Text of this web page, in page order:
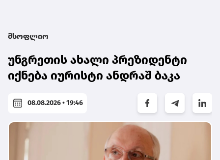
მსოფლიო
უნგრეთის ახალი პრეზიდენტი
იქნება იურისტი ანდრაშ ბაკა
08.08.2026 • 19:46